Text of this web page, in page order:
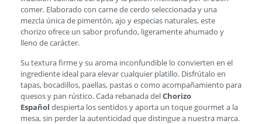
comer. Elaborado con carne de cerdo seleccionada y una
mezcla única de pimentón, ajo y especias naturales, este
chorizo ofrece un sabor profundo, ligeramente ahumado y
lleno de carácter.
Su textura firme y su aroma inconfundible lo convierten en el
ingrediente ideal para elevar cualquier platillo. Disfrútalo en
tapas, bocadillos, paellas, pastas o como acompañamiento para
quesos y pan rústico. Cada rebanada delChorizo
Español despierta los sentidos y aporta un toque gourmet a la
mesa, sin perder la autenticidad que distingue a nuestra marca.